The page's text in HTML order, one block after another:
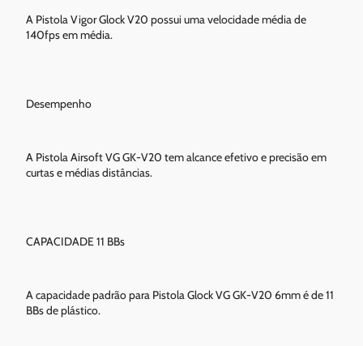
A Pistola Vigor Glock V20 possui uma velocidade média de
140fps em média.
Desempenho
A Pistola Airsoft VG GK-V20 tem alcance efetivo e precisão em
curtas e médias distâncias.
CAPACIDADE 11 BBs
A capacidade padrão para Pistola Glock VG GK-V20 6mm é de 11
BBs de plástico.